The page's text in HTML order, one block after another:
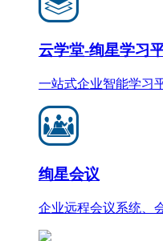
云学堂-绚星学习
一站式企业智能学习
绚星会议
企业远程会议系统、